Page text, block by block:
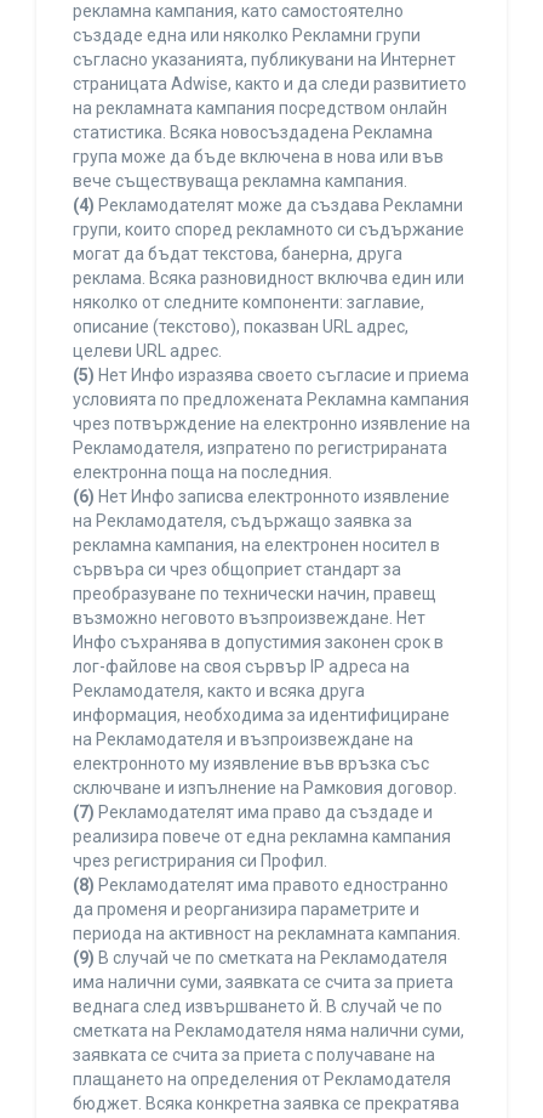
рекламна кампания, като самостоятелно
създаде една или няколко Рекламни групи
съгласно указанията, публикувани на Интернет
страницата Adwise, както и да следи развитието
на рекламната кампания посредством онлайн
статистика. Всяка новосъздадена Рекламна
група може да бъде включена в нова или във
вече съществуваща рекламна кампания.
(4) Рекламодателят може да създава Рекламни
групи, които според рекламното си съдържание
могат да бъдат текстова, банерна, друга
реклама. Всяка разновидност включва един или
няколко от следните компоненти: заглавие,
описание (текстово), показван URL адрес,
целеви URL адрес.
(5) Нет Инфо изразява своето съгласие и приема
условията по предложената Рекламна кампания
чрез потвърждение на електронно изявление на
Рекламодателя, изпратено по регистрираната
електронна поща на последния.
(6) Нет Инфо записва електронното изявление
на Рекламодателя, съдържащо заявка за
рекламна кампания, на електронен носител в
сървъра си чрез общоприет стандарт за
преобразуване по технически начин, правещ
възможно неговото възпроизвеждане. Нет
Инфо съхранява в допустимия законен срок в
лог-файлове на своя сървър IP адреса на
Рекламодателя, както и всяка друга
информация, необходима за идентифициране
на Рекламодателя и възпроизвеждане на
електронното му изявление във връзка със
сключване и изпълнение на Рамковия договор.
(7) Рекламодателят има право да създаде и
реализира повече от една рекламна кампания
чрез регистрирания си Профил.
(8) Рекламодателят има правото едностранно
да променя и реорганизира параметрите и
периода на активност на рекламната кампания.
(9) В случай че по сметката на Рекламодателя
има налични суми, заявката се счита за приета
веднага след извършването й. В случай че по
сметката на Рекламодателя няма налични суми,
заявката се счита за приета с получаване на
плащането на определения от Рекламодателя
бюджет. Всяка конкретна заявка се прекратява